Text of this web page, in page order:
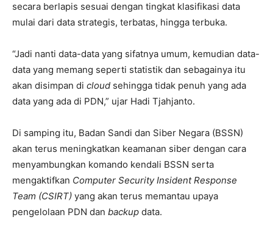
secara berlapis sesuai dengan tingkat klasifikasi data
mulai dari data strategis, terbatas, hingga terbuka.
“Jadi nanti data-data yang sifatnya umum, kemudian data-
data yang memang seperti statistik dan sebagainya itu
akan disimpan di cloud sehingga tidak penuh yang ada
data yang ada di PDN,” ujar Hadi Tjahjanto.
Di samping itu, Badan Sandi dan Siber Negara (BSSN)
akan terus meningkatkan keamanan siber dengan cara
menyambungkan komando kendali BSSN serta
mengaktifkan Computer Security Insident Response
Team (CSIRT) yang akan terus memantau upaya
pengelolaan PDN dan backup data.